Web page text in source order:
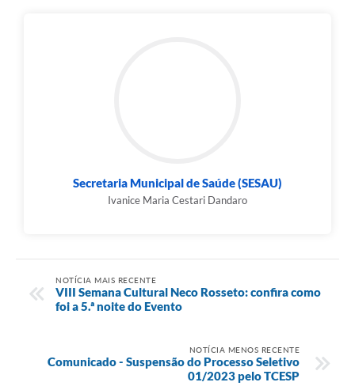
Secretaria Municipal de Saúde (SESAU)
Ivanice Maria Cestari Dandaro
NOTÍCIA MAIS RECENTE
VIII Semana Cultural Neco Rosseto: confira como
foi a 5.ª noite do Evento
NOTÍCIA MENOS RECENTE
Comunicado - Suspensão do Processo Seletivo
01/2023 pelo TCESP